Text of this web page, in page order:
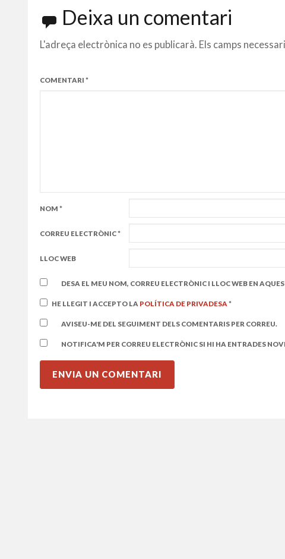
Deixa un comentari
L'adreça electrònica no es publicarà. Els camps
COMENTARI *
NOM *
CORREU ELECTRÒNIC*
LLOC WEB
DESA EL MEU NOM, CORREU ELECTRÒNIC I LLOC WEB EN
HE LLEGIT I ACCEPTO LA POLÍTICA DE PRIVADESA *
AVISEU-ME DEL SEGUIMENT DELS COMENTARIS PER CORREU.
NOTIFICA'M PER CORREU ELECTRÒNIC SI HI HA ENTRADES